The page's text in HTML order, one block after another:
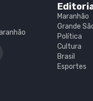
Maranhão
Grande
Política
Cultura
Brasil
Esportes